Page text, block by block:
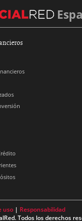
uso | Responsabilidad
Todos los derechos